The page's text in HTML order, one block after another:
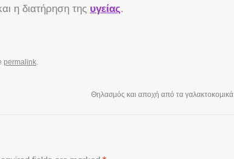
η διατήρηση της υγείας.
permalink.
Θηλασμός και αποχή από τα γαλακτοκομικά